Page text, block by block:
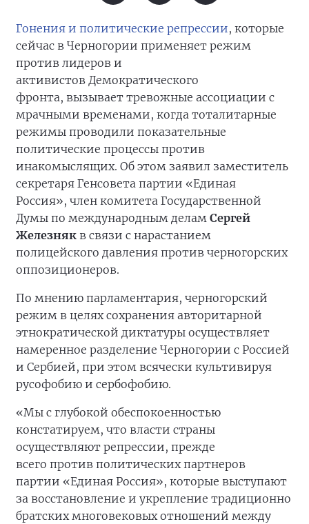
Гонения и политические репрессии, которые
сейчас в Черногории применяет режим
против лидеров и
активистов Демократического
фронта, вызывает тревожные ассоциации с
мрачными временами, когда тоталитарные
режимы проводили показательные
политические процессы против
инакомыслящих. Об этом заявил заместитель
секретаря Генсовета партии «Единая
Россия», член комитета Государственной
Думы по международным делам Сергей
Железняк в связи с нарастанием
полицейского давления против черногорских
оппозиционеров.
По мнению парламентария, черногорский
режим в целях сохранения авторитарной
этнократической диктатуры осуществляет
намеренное разделение Черногории с Россией
и Сербией, при этом всячески культивируя
русофобию и сербофобию.
«Мы с глубокой обеспокоенностью
констатируем, что власти страны
осуществляют репрессии, прежде
всего против политических партнеров
партии «Единая Россия», которые выступают
за восстановление и укрепление традиционно
братских многовековых отношений между